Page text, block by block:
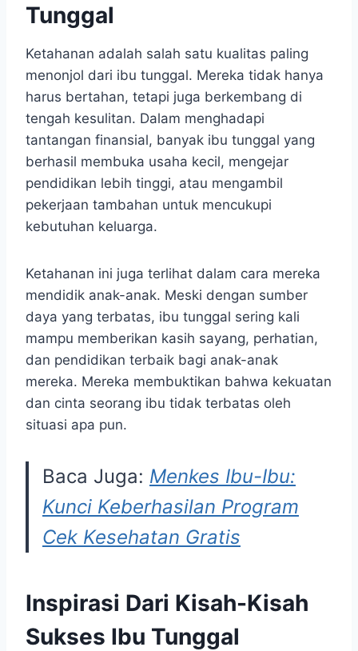
Tunggal
Ketahanan adalah salah satu kualitas paling
menonjol dari ibu tunggal. Mereka tidak hanya
harus bertahan, tetapi juga berkembang di
tengah kesulitan. Dalam menghadapi
tantangan finansial, banyak ibu tunggal yang
berhasil membuka usaha kecil, mengejar
pendidikan lebih tinggi, atau mengambil
pekerjaan tambahan untuk mencukupi
kebutuhan keluarga.
Ketahanan ini juga terlihat dalam cara mereka
mendidik anak-anak. Meski dengan sumber
daya yang terbatas, ibu tunggal sering kali
mampu memberikan kasih sayang, perhatian,
dan pendidikan terbaik bagi anak-anak
mereka. Mereka membuktikan bahwa kekuatan
dan cinta seorang ibu tidak terbatas oleh
situasi apa pun.
Baca Juga: Menkes Ibu-Ibu:
Kunci Keberhasilan Program
Cek Kesehatan Gratis
Inspirasi Dari Kisah-Kisah
Sukses Ibu Tunggal